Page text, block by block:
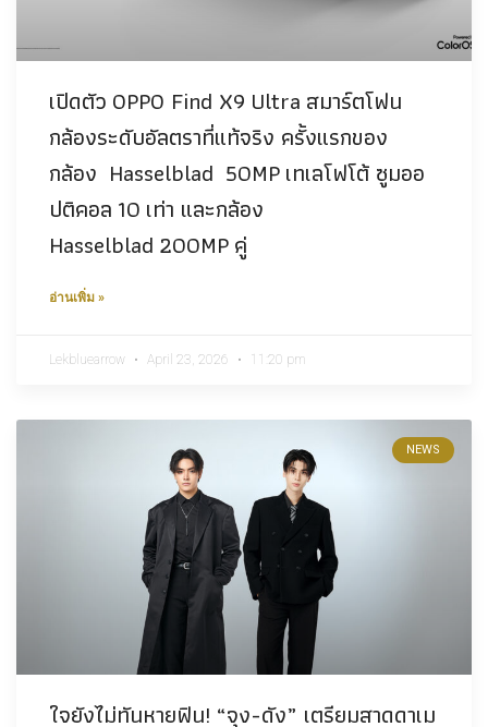
เปิดตัว OPPO Find X9 Ultra สมาร์ตโฟน
กล้องระดับอัลตราที่แท้จริง ครั้งแรกของ
กล้อง Hasselblad 50MP เทเลโฟโต้ ซูมออ
ปติคอล 10 เท่า และกล้อง
Hasselblad 200MP คู่
อ่านเพิ่ม »
Lekbluearrow April 23, 2026 11:20 pm
NEWS
ใจยังไม่ทันหายฟิน! “จุง-ดัง” เตรียมสาดดาเม